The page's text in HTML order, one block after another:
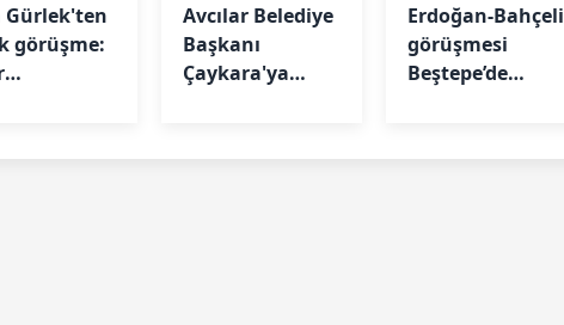
Gürlek'ten
görüşme:
Avcılar Belediye
Başkanı
Çaykara'ya
Erdoğan-Bahçeli
görüşmesi
Beştepe’de